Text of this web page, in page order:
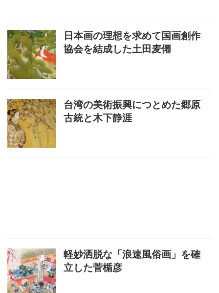
日本画の理想を求めて国画創作
協会を結成した土田麦僊
台湾の美術振興につとめた郷原
古統と木下静涯
軽妙洒脱な「浪速風俗画」を確
立した菅楯彦